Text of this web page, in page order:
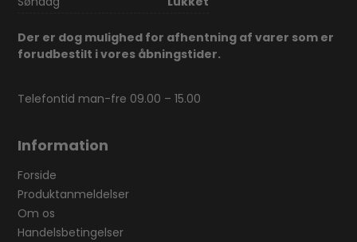
Der er dog mulighed for afhentning af varer som er
forudbestilt i vores åbningstider.
Telefontid man-fre 09.00 – 15.00
Information
Forside
Produktanmeldelser
Om os
Handelsbetingelser